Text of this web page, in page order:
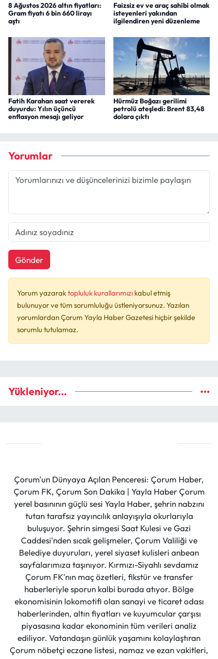
8 Ağustos 2026 altın fiyatları:
Gram fiyatı 6 bin 660 lirayı
aştı
Faizsiz ev ve araç sahibi olmak
isteyenleri yakından
ilgilendiren yeni düzenleme
Fatih Karahan saat vererek
duyurdu: Yılın üçüncü
enflasyon mesajı geliyor
Hürmüz Boğazı gerilimi
petrolü ateşledi: Brent 83,48
dolara çıktı
Yorumlar
Gönder
Yorum yazaraktopluluk kurallarımızı kabul etmiş
bulunuyor ve tüm sorumluluğu üstleniyorsunuz. Yazılan
yorumlardan Çorum Yayla Haber Gazetesi hiçbir şekilde
sorumlu tutulamaz.
Yükleniyor...
Çorum'un Dünyaya Açılan Penceresi: Çorum Haber,
Çorum FK, Çorum Son Dakika | Yayla Haber Çorum
yerel basınının güçlü sesi Yayla Haber, şehrin nabzını
tutan tarafsız yayıncılık anlayışıyla okurlarıyla
buluşuyor. Şehrin simgesi Saat Kulesi ve Gazi
Caddesi'nden sıcak gelişmeler, Çorum Valiliği ve
Belediye duyuruları, yerel siyaset kulisleri anbean
sayfalarımıza taşınıyor. Kırmızı-Siyahlı sevdamız
Çorum FK'nın maç özetleri, fikstür ve transfer
haberleriyle sporun kalbi burada atıyor. Bölge
ekonomisinin lokomotifi olan sanayi ve ticaret odası
haberlerinden, altın fiyatları ve kuyumcular çarşısı
piyasasına kadar ekonominin tüm verileri analiz
ediliyor. Vatandaşın günlük yaşamını kolaylaştıran
Çorum nöbetçi eczane listesi, namaz ve ezan vakitleri,